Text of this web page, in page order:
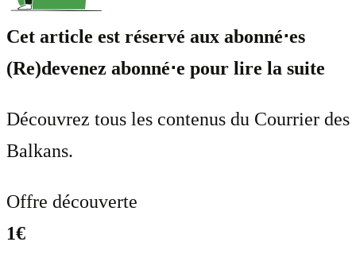
Cet article est réservé aux abonné⋅es
(Re)devenez abonné⋅e pour lire la suite
Découvrez tous les contenus du Courrier des
Balkans.
Offre découverte
1€